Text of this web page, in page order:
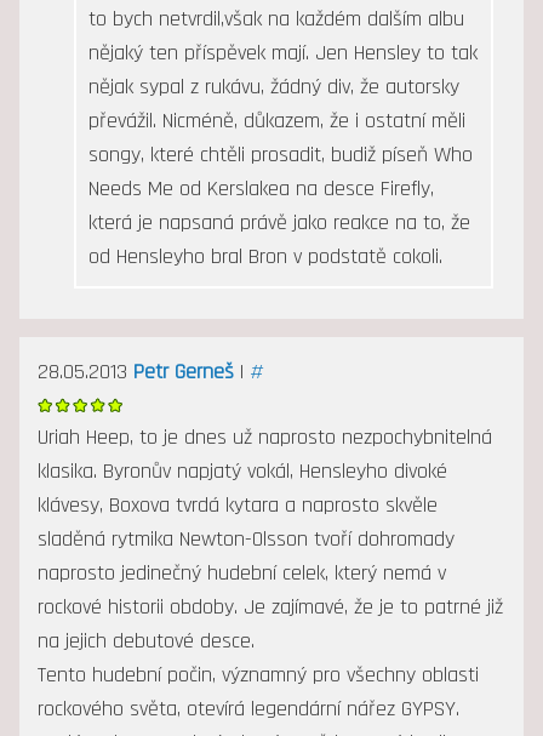
to bych netvrdil,však na každém dalším albu
nějaký ten příspěvek mají. Jen Hensley to tak
nějak sypal z rukávu, žádný div, že autorsky
převážil. Nicméně, důkazem, že i ostatní měli
songy, které chtěli prosadit, budiž píseň Who
Needs Me od Kerslakea na desce Firefly,
která je napsaná právě jako reakce na to, že
od Hensleyho bral Bron v podstatě cokoli.
28.05.2013 Petr Gerneš| #
Uriah Heep, to je dnes už naprosto nezpochybnitelná
klasika. Byronův napjatý vokál, Hensleyho divoké
klávesy, Boxova tvrdá kytara a naprosto skvěle
sladěná rytmika Newton-Olsson tvoří dohromady
naprosto jedinečný hudební celek, který nemá v
rockové historii obdoby. Je zajímavé, že je to patrné již
na jejich debutové desce.
Tento hudební počin, významný pro všechny oblasti
rockového světa, otevírá legendární nářez GYPSY.